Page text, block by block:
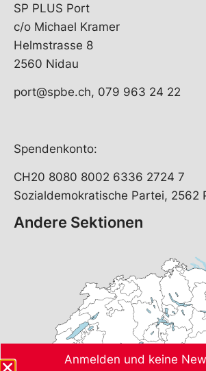
SP PLUS Port
c/o Michael Kramer
Helmstrasse 8
2560 Nidau
port@spbe.ch, 079 963 24 22
Spendenkonto:
CH20 8080 8002 6336 2724 7
Sozialdemokratische Partei, 2562
Andere Sektionen
Anmelden und keine